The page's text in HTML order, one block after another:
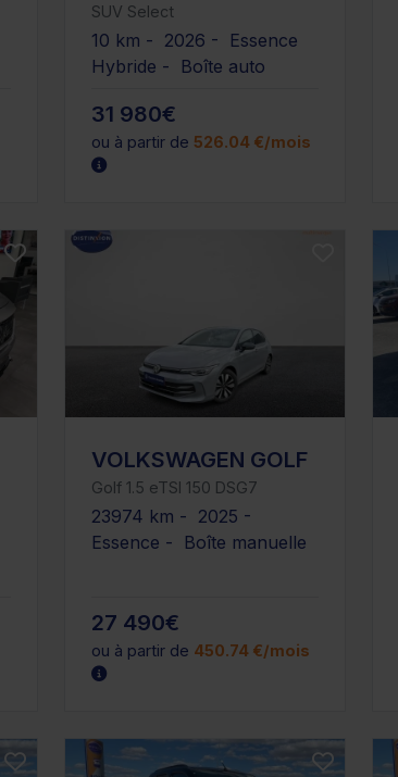
SUV Select
10 km - 2026 - Essence
Hybride - Boîte auto
31 980€
ou à partir de 526.04 €/mois
VOLKSWAGEN GOLF
Golf 1.5 eTSI 150 DSG7
23974 km - 2025 -
Essence - Boîte manuelle
27 490€
ou à partir de 450.74 €/mois